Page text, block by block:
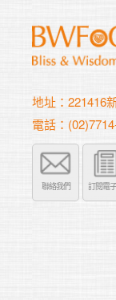
地址：221416
電話：
聯絡我們 訂閱電